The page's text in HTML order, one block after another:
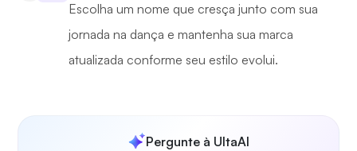
Escolha um nome que cresça junto com sua
jornada na dança e mantenha sua marca
atualizada conforme seu estilo evolui.
Pergunte à UltaAI